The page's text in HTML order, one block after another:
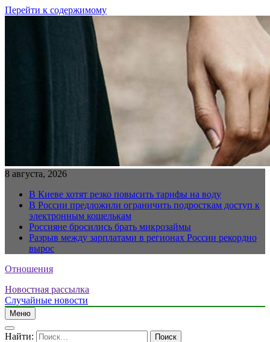
Перейти к содержимому
8 августа, 2026
В Киеве хотят резко повысить тарифы на воду
В России предложили ограничить подросткам доступ к
электронным кошелькам
Россияне бросились брать микрозаймы
Разрыв между зарплатами в регионах России рекордно
вырос
Отношения
Новостная рассылка
Случайные новости
Меню
Найти: